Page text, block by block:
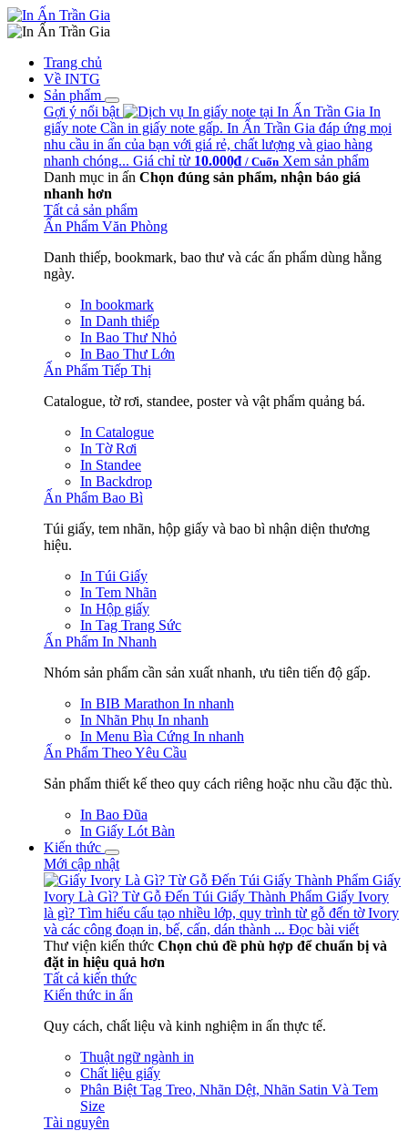
Trang chủ
Về INTG
Sản phẩm
Gợi ý nổi bật
In
giấy note Cần in giấy note gấp. In Ấn Trần Gia đáp ứng mọi
nhu cầu in ấn của bạn với giá rẻ, chất lượng và giao hàng
nhanh chóng... Giá chỉ từ 10.000₫ / Cuốn Xem sản phẩm
Danh mục in ấn Chọn đúng sản phẩm, nhận báo giá
nhanh hơn
Tất cả sản phẩm
Ấn Phẩm Văn Phòng
Danh thiếp, bookmark, bao thư và các ấn phẩm dùng hằng
ngày.
In bookmark
In Danh thiếp
In Bao Thư Nhỏ
In Bao Thư Lớn
Ấn Phẩm Tiếp Thị
Catalogue, tờ rơi, standee, poster và vật phẩm quảng bá.
In Catalogue
In Tờ Rơi
In Standee
In Backdrop
Ấn Phẩm Bao Bì
Túi giấy, tem nhãn, hộp giấy và bao bì nhận diện thương
hiệu.
In Túi Giấy
In Tem Nhãn
In Hộp giấy
In Tag Trang Sức
Ấn Phẩm In Nhanh
Nhóm sản phẩm cần sản xuất nhanh, ưu tiên tiến độ gấp.
In BIB Marathon In nhanh
In Nhãn Phụ In nhanh
In Menu Bìa Cứng In nhanh
Ấn Phẩm Theo Yêu Cầu
Sản phẩm thiết kế theo quy cách riêng hoặc nhu cầu đặc thù.
In Bao Đũa
In Giấy Lót Bàn
Kiến thức
Mới cập nhật
Giấy
Ivory Là Gì? Từ Gỗ Đến Túi Giấy Thành Phẩm Giấy Ivory
là gì? Tìm hiểu cấu tạo nhiều lớp, quy trình từ gỗ đến tờ Ivory
và các công đoạn in, bế, cấn, dán thành ... Đọc bài viết
Thư viện kiến thức Chọn chủ đề phù hợp để chuẩn bị và
đặt in hiệu quả hơn
Tất cả kiến thức
Kiến thức in ấn
Quy cách, chất liệu và kinh nghiệm in ấn thực tế.
Thuật ngữ ngành in
Chất liệu giấy
Phân Biệt Tag Treo, Nhãn Dệt, Nhãn Satin Và Tem
Size
Tài nguyên